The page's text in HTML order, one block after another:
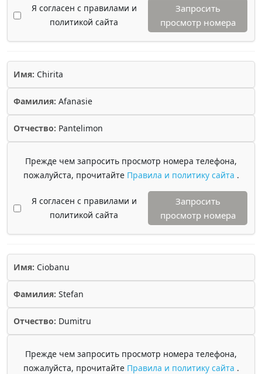
Я согласен с правилами и
политикой сайта
Запросить
просмотр номера
Имя: Chirita
Фамилия: Afanasie
Отчество: Pantelimon
Прежде чем запросить просмотр номера телефона,
пожалуйста, прочитайте Правила и политику сайта .
Я согласен с правилами и
политикой сайта
Запросить
просмотр номера
Имя: Ciobanu
Фамилия: Stefan
Отчество: Dumitru
Прежде чем запросить просмотр номера телефона,
пожалуйста, прочитайте Правила и политику сайта .